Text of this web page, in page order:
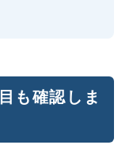
も確認しま